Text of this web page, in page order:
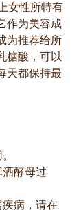
女性所特有
作为美容成
为推荐给所
糖酸，可以
天都保持最
酵母过
病，请在